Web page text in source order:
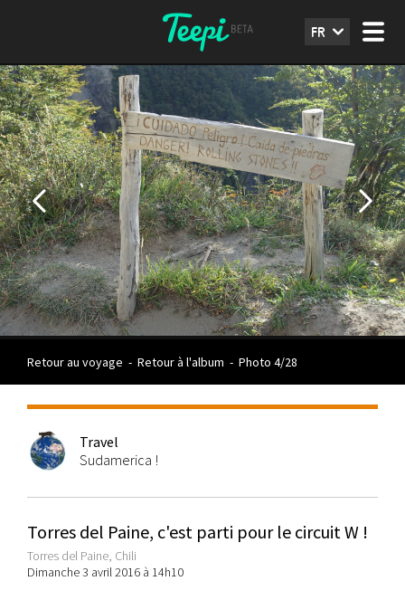
FR
Retour au voyage - Retour à l'album - Photo 4/28
Travel
Sudamerica !
Torres del Paine, c'est parti pour le circuit W !
Torres del Paine, Chili
Dimanche 3 avril 2016 à 14h10